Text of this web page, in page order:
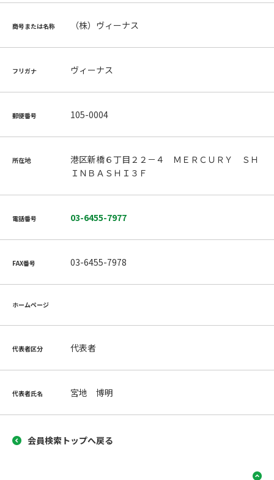
商号または名称 （株）ヴィーナス
フリガナ ヴィーナス
郵便番号 105-0004
所在地
港区新橋６丁目２２－４ ＭＥＲＣＵＲＹ ＳＨ
ＩＮＢＡＳＨＩ３Ｆ
電話番号 03-6455-7977
FAX番号 03-6455-7978
ホームページ
代表者区分 代表者
代表者氏名 宮地 博明
会員検索トップへ戻る